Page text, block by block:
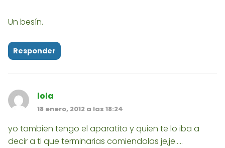
Un besín.
Responder
lola
18 enero, 2012 a las 18:24
yo tambien tengo el aparatito y quien te lo iba a
decir a ti que terminarias comiendolas je,je.....